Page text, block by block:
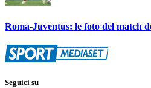
Roma-Juventus: le foto del match
Seguici su